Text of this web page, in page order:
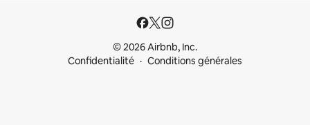
© 2026 Airbnb, Inc.
Confidentialité
Conditions générales